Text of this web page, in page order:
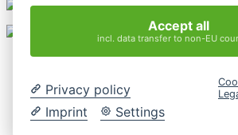
Kontakt
Datenschutzerklärung
Mediathek
Login
Accept all
incl. data transfer to non-EU
Privacy policy
Imprint
Settings